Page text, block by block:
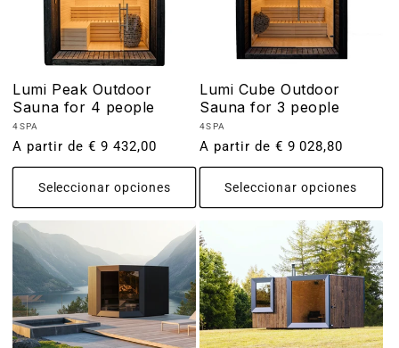
Lumi Peak Outdoor
Sauna for 4 people
Proveedor:
4SPA
Precio
habitual
A partir de € 9 432,00
Seleccionar opciones
Lumi Cube Outdoor
Sauna for 3 people
Proveedor:
4SPA
Precio
habitual
A partir de € 9 028,80
Seleccionar opciones